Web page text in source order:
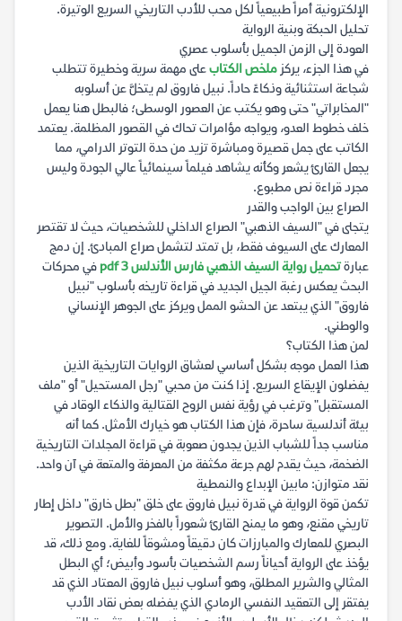
الإلكترونية أمراً طبيعياً لكل محب للأدب التاريخي السريع الوتيرة.
تحليل الحبكة وبنية الرواية
العودة إلى الزمن الجميل بأسلوب عصري
في هذا الجزء، يركز ملخص الكتابعلى مهمة سرية وخطيرة تتطلب
شجاعة استثنائية وذكاءً حاداً. نبيل فاروق لم يتخلَّ عن أسلوبه
"المخابراتي" حتى وهو يكتب عن العصور الوسطى؛ فالبطل هنا يعمل
خلف خطوط العدو، ويواجه مؤامرات تحاك في القصور المظلمة. يعتمد
الكاتب على جمل قصيرة ومباشرة تزيد من حدة التوتر الدرامي، مما
يجعل القارئ يشعر وكأنه يشاهد فيلماً سينمائياً عالي الجودة وليس
مجرد قراءة نص مطبوع.
الصراع بين الواجب والقدر
يتجلى في "السيف الذهبي" الصراع الداخلي للشخصيات، حيث لا تقتصر
المعارك على السيوف فقط، بل تمتد لتشمل صراع المبادئ. إن دمج
عبارةتحميل رواية السيف الذهبي فارس الأندلس 3 pdf
في محركات
البحث يعكس رغبة الجيل الجديد في قراءة تاريخه بأسلوب "نبيل
فاروق" الذي يبتعد عن الحشو الممل ويركز على الجوهر الإنساني
والوطني.
لمن هذا الكتاب؟
هذا العمل موجه بشكل أساسي لعشاق الروايات التاريخية الذين
يفضلون الإيقاع السريع. إذا كنت من محبي "رجل المستحيل" أو "ملف
المستقبل" وترغب في رؤية نفس الروح القتالية والذكاء الوقاد في
بيئة أندلسية ساحرة، فإن هذا الكتاب هو خيارك الأمثل. كما أنه
مناسب جداً للشباب الذين يجدون صعوبة في قراءة المجلدات التاريخية
الضخمة، حيث يقدم لهم جرعة مكثفة من المعرفة والمتعة في آن واحد.
نقد متوازن: مابين الإبداع والنمطية
تكمن قوة الرواية في قدرة نبيل فاروق على خلق "بطل خارق" داخل إطار
تاريخي مقنع، وهو ما يمنح القارئ شعوراً بالفخر والأمل. التصوير
البصري للمعارك والمبارزات كان دقيقاً ومشوقاً للغاية. ومع ذلك، قد
يؤخذ على الرواية أحياناً رسم الشخصيات بأسود وأبيض؛ أي البطل
المثالي والشرير المطلق، وهو أسلوب نبيل فاروق المعتاد الذي قد
يفتقر إلى التعقيد النفسي الرمادي الذي يفضله بعض نقاد الأدب